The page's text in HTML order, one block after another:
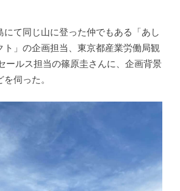
にて同じ山に登った仲でもある「あし
ト」の企画担当、東京都産業労働局観
ールス担当の篠原圭さんに、企画背景
伺った。